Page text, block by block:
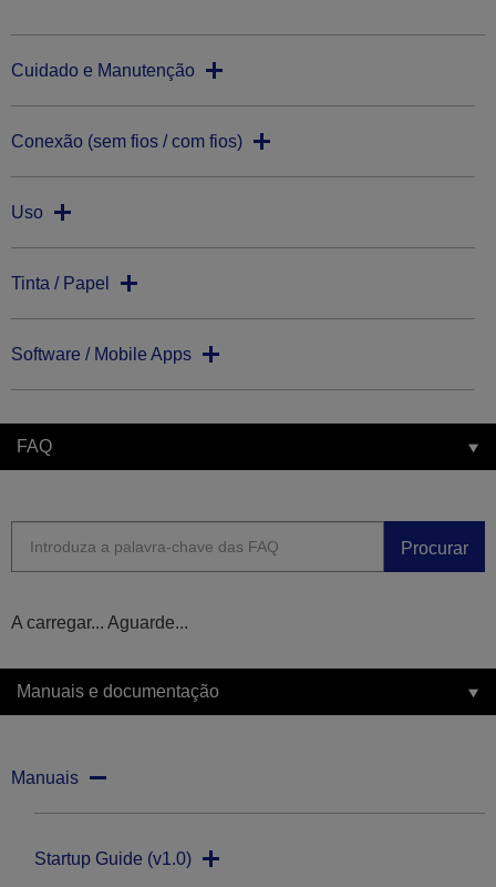
Cuidado e Manutenção
Conexão (sem fios / com fios)
Uso
Tinta / Papel
Software / Mobile Apps
FAQ
Procurar
A carregar... Aguarde...
Manuais e documentação
Manuais
Startup Guide (v1.0)